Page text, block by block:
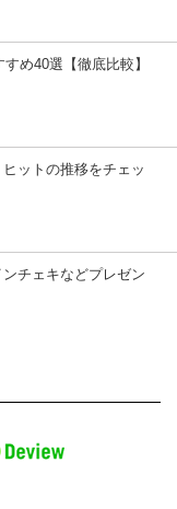
め40選【徹底比較】
ットの推移をチェッ
チェキなどプレゼン